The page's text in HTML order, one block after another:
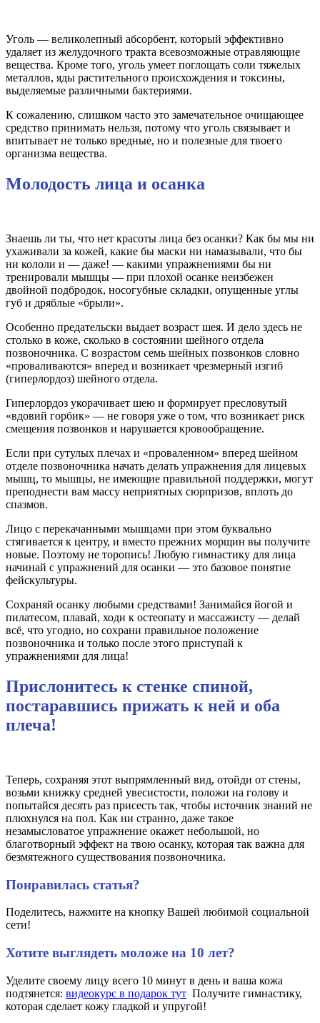
Уголь — великолепный абсорбент, который эффективно
удаляет из желудочного тракта всевозможные отравляющие
вещества. Кроме того, уголь умеет поглощать соли тяжелых
металлов, яды растительного происхождения и токсины,
выделяемые различными бактериями.
К сожалению, слишком часто это замечательное очищающее
средство принимать нельзя, потому что уголь связывает и
впитывает не только вредные, но и полезные для твоего
организма вещества.
Молодость лица и осанка
Знаешь ли ты, что нет красоты лица без осанки? Как бы мы ни
ухаживали за кожей, какие бы маски ни намазывали, что бы
ни кололи и — даже! — какими упражнениями бы ни
тренировали мышцы — при плохой осанке неизбежен
двойной подбродок, носогубные складки, опущенные углы
губ и дряблые «брыли».
Особенно предательски выдает возраст шея. И дело здесь не
столько в коже, сколько в состоянии шейного отдела
позвоночника. С возрастом семь шейных позвонков словно
«проваливаются» вперед и возникает чрезмерный изгиб
(гиперлордоз) шейного отдела.
Гиперлордоз укорачивает шею и формирует пресловутый
«вдовий горбик» — не говоря уже о том, что возникает риск
смещения позвонков и нарушается кровообращение.
Если при сутулых плечах и «проваленном» вперед шейном
отделе позвоночника начать делать упражнения для лицевых
мышц, то мышцы, не имеющие правильной поддержки, могут
преподнести вам массу неприятных сюрпризов, вплоть до
спазмов.
Лицо с перекачанными мышцами при этом буквально
стягивается к центру, и вместо прежних морщин вы получите
новые. Поэтому не торопись! Любую гимнастику для лица
начинай с упражнений для осанки — это базовое понятие
фейскультуры.
Сохраняй осанку любыми средствами! Занимайся йогой и
пилатесом, плавай, ходи к остеопату и массажисту — делай
всё, что угодно, но сохрани правильное положение
позвоночника и только после этого приступай к
упражнениями для лица!
Прислонитесь к стенке спиной,
постаравшись прижать к ней и оба
плеча!
Теперь, сохраняя этот выпрямленный вид, отойди от стены,
возьми книжку средней увесистости, положи на голову и
попытайся десять раз присесть так, чтобы источник знаний не
плюхнулся на пол. Как ни странно, даже такое
незамысловатое упражнение окажет небольшой, но
благотворный эффект на твою осанку, которая так важна для
безмятежного существования позвоночника.
Понравилась статья?
Поделитесь, нажмите на кнопку Вашей любимой социальной
сети!
Хотите выглядеть моложе на 10 лет?
Уделите своему лицу всего 10 минут в день и ваша кожа
подтянется: видеокурс в подарок тут Получите гимнастику,
которая сделает кожу гладкой и упругой!